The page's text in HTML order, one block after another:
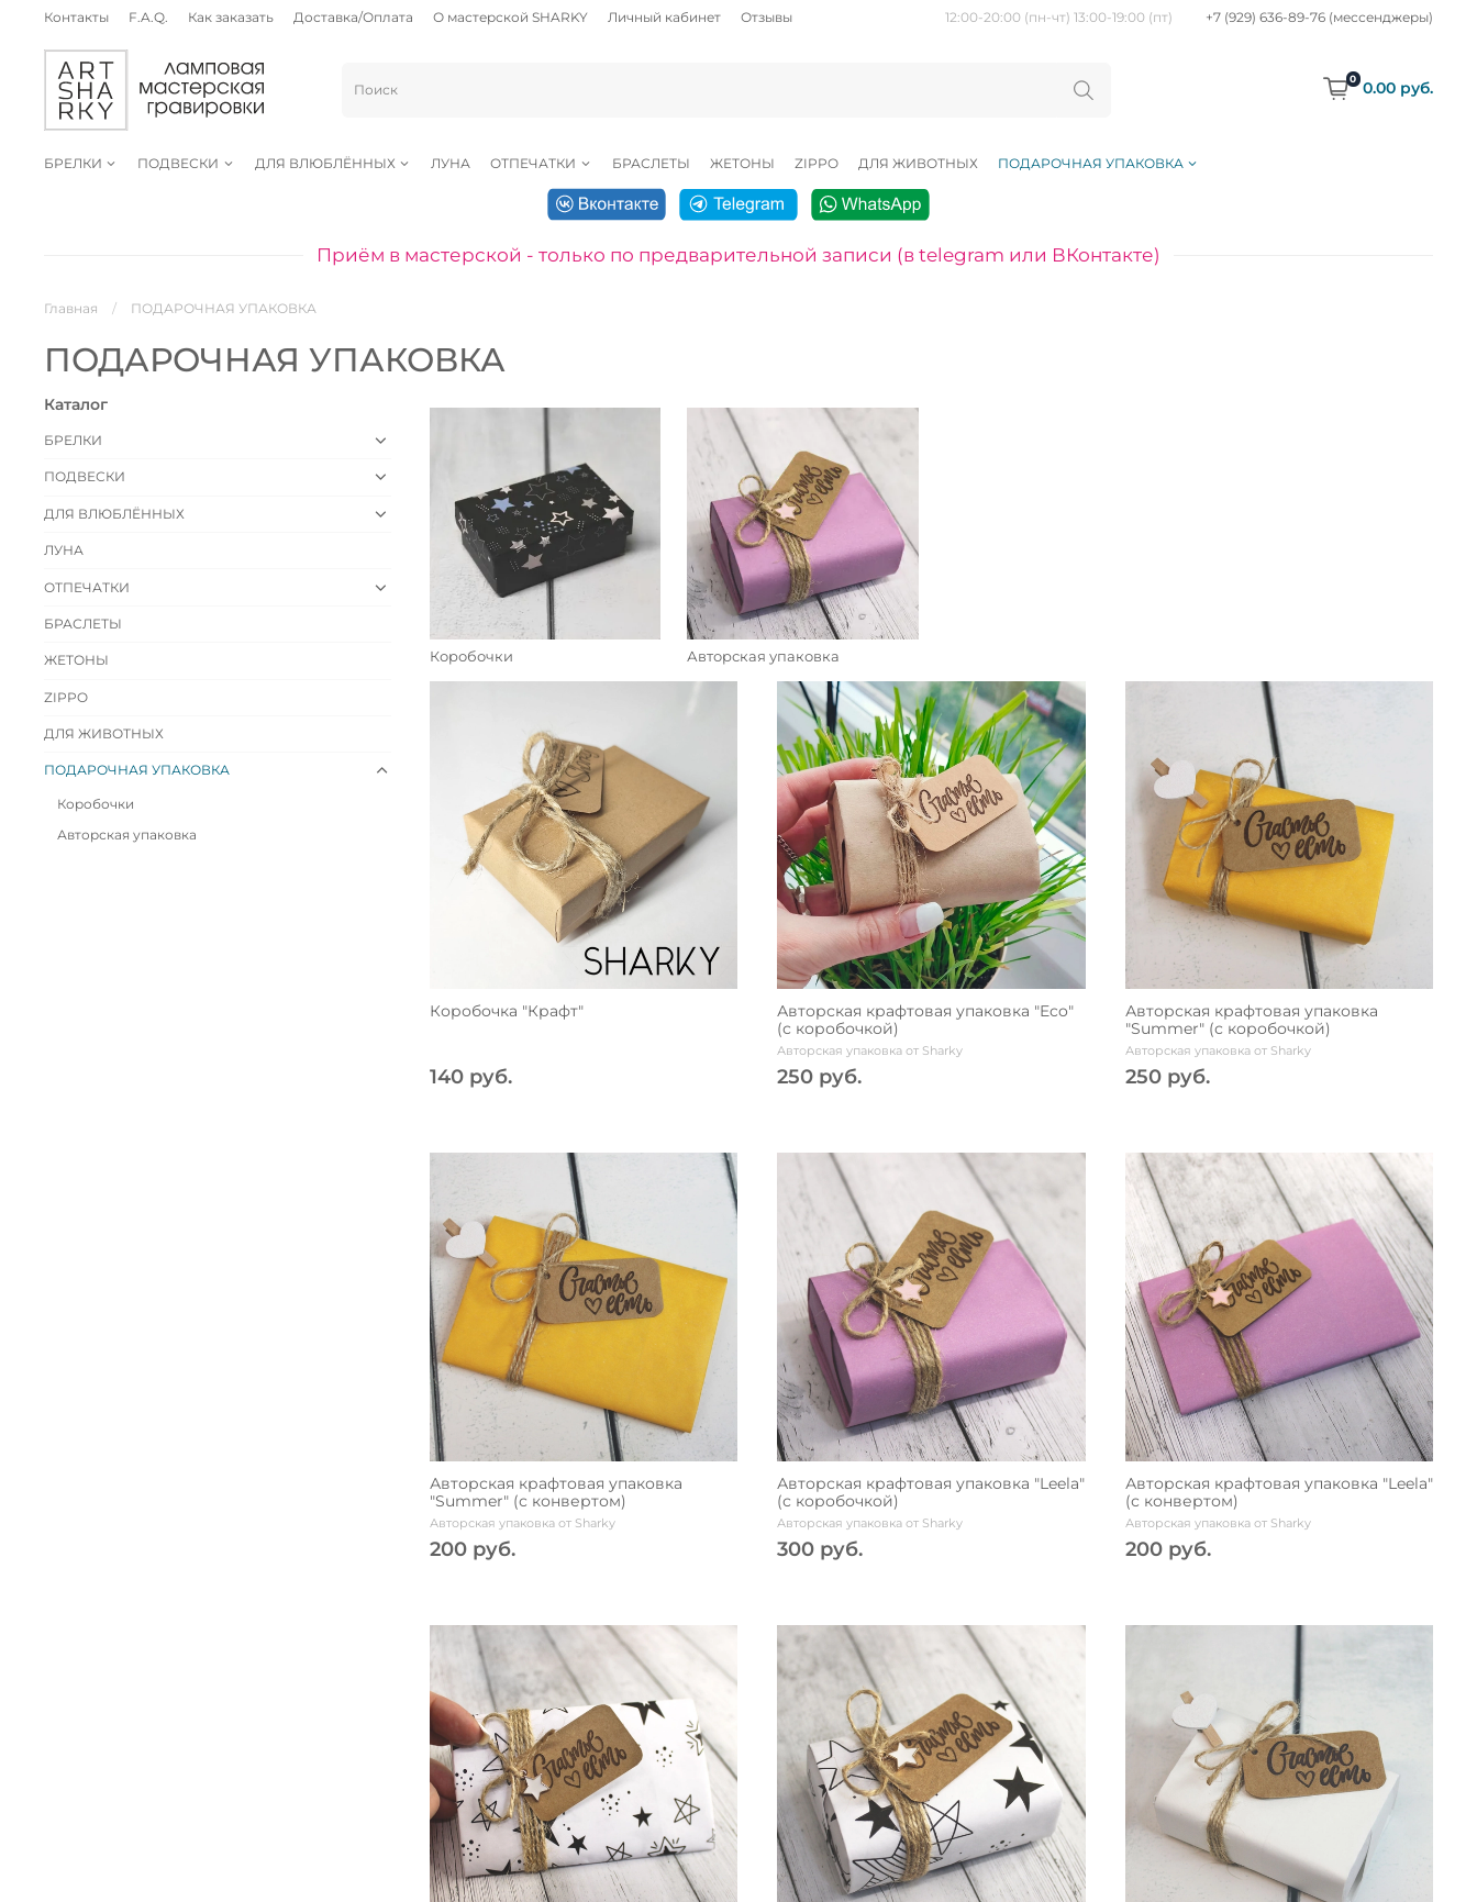
Контакты F.A.Q. Как заказать Доставка/Оплата О мастерской SHARKY Личный кабинет Отзывы 12:00-20:00 (пн-чт) 13:00-19:00 (пт) +7 (929) 636-89-76 (мессенджеры)
0
0.00 руб.
БРЕЛКИ ПОДВЕСКИ ДЛЯ ВЛЮБЛЁННЫХ ЛУНА ОТПЕЧАТКИ БРАСЛЕТЫ ЖЕТОНЫ ZIPPO ДЛЯ ЖИВОТНЫХ ПОДАРОЧНАЯ УПАКОВКА
Приём в мастерской - только по предварительной записи (в telegram или ВКонтакте)
Главная ПОДАРОЧНАЯ УПАКОВКА
ПОДАРОЧНАЯ УПАКОВКА
Коробочки Авторская упаковка
Коробочка "Крафт"
140 руб.
Авторская крафтовая упаковка "Eco"
(с коробочкой)
Авторская упаковка от Sharky
250 руб.
Авторская крафтовая упаковка
"Summer" (с коробочкой)
Авторская упаковка от Sharky
250 руб.
Авторская крафтовая упаковка
"Summer" (с конвертом)
Авторская упаковка от Sharky
200 руб.
Авторская крафтовая упаковка "Leela"
(с коробочкой)
Авторская упаковка от Sharky
300 руб.
Авторская крафтовая упаковка "Leela"
(с конвертом)
Авторская упаковка от Sharky
200 руб.
Каталог
БРЕЛКИ
ПОДВЕСКИ
ДЛЯ ВЛЮБЛЁННЫХ
ЛУНА
ОТПЕЧАТКИ
БРАСЛЕТЫ
ЖЕТОНЫ
ZIPPO
ДЛЯ ЖИВОТНЫХ
ПОДАРОЧНАЯ УПАКОВКА
Коробочки
Авторская упаковка